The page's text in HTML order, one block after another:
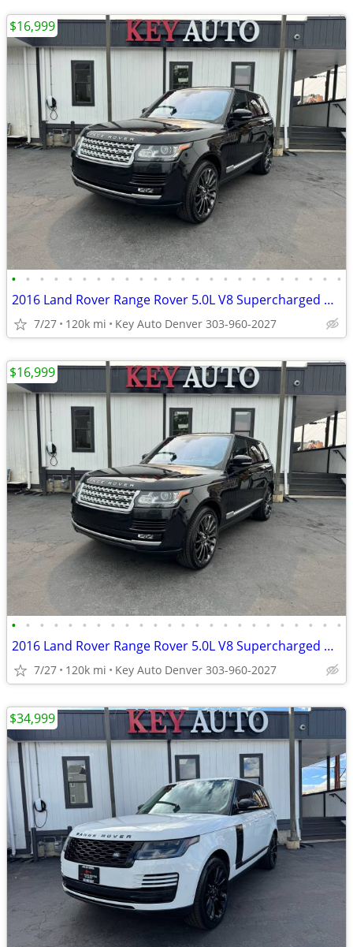
• • • • • • • • • • • • • • • • • • • • • • • •
2016 Land Rover Range Rover 5.0L V8 Supercharged AWD
7/27 120k mi Key Auto Denver 303-960-2027
$16,999
• • • • • • • • • • • • • • • • • • • • • • • •
2016 Land Rover Range Rover 5.0L V8 Supercharged AWD
7/27 120k mi Key Auto Denver 303-960-2027
$16,999
$34,999